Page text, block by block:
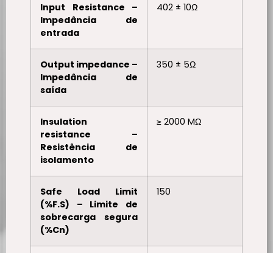
Input Resistance –
Impedância de
entrada
402 ± 10Ω
Output impedance –
Impedância de
saída
350 ± 5Ω
Insulation
resistance –
Resistência de
isolamento
≥ 2000 MΩ
Safe Load Limit
(%F.S) – Limite de
sobrecarga segura
(%Cn)
150